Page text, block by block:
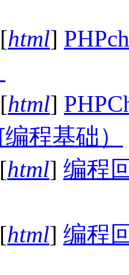
[html]
[html]
程基础）
[html] 编程
[html] 编程